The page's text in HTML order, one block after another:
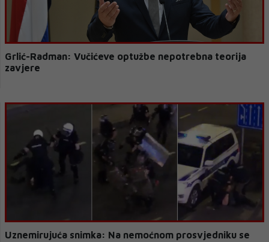
Grlić-Radman: Vučićeve optužbe nepotrebna teorija
zavjere
Uznemirujuća snimka: Na nemoćnom prosvjedniku se